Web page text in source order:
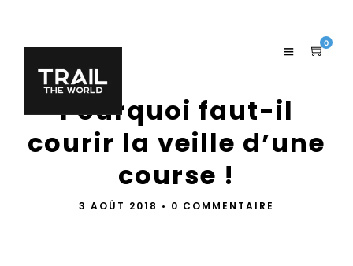
0
Pourquoi faut-il
courir la veille d’une
course !
3 AOÛT 2018 • 0 COMMENTAIRE